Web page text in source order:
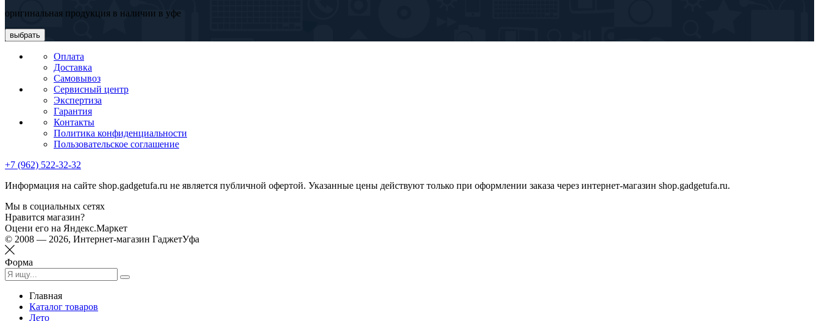
оригинальная продукция в наличии в уфе
выбрать
Оплата
Доставка
Самовывоз
Сервисный центр
Экспертиза
Гарантия
Контакты
Политика конфиденциальности
Пользовательское соглашение
+7 (962) 522-32-32
Информация на сайте shop.gadgetufa.ru не является публичной офертой. Указанные цены действуют только при оформлении заказа через интернет-магазин shop.gadgetufa.ru.
Мы в социальных сетях
Нравится магазин?
Оцени его на Яндекс.Маркет
© 2008 — 2026, Интернет-магазин ГаджетУфа
Форма
Главная
Каталог товаров
Лето